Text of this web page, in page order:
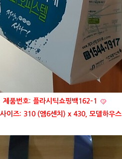
제품번호: 플라시틱쇼핑백162-1
이즈: 310 (엠6센치) x 430, 모델하우스